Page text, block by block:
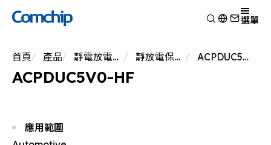
選單
產品
開關二極體
蕭特基二極體
整流二極體
消費電子
技術能力
檢視
生產製造
關於典琦
關於典琦
典琦大事紀
檢視
首頁 產品 靜電放電保護元件 靜放電保護元件 ACPDUC5V0-HF
ACPDUC5V0-HF
應用範圍